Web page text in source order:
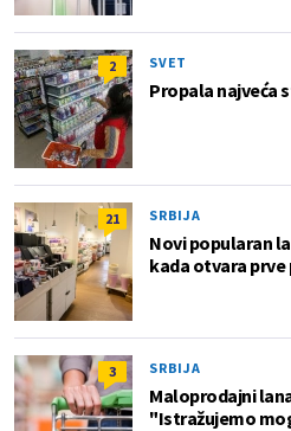
2 SVET
Propala najveća
21 SRBIJA
Novi popularan
kada otvara prve
3 SRBIJA
Maloprodajni
"Istražujemo